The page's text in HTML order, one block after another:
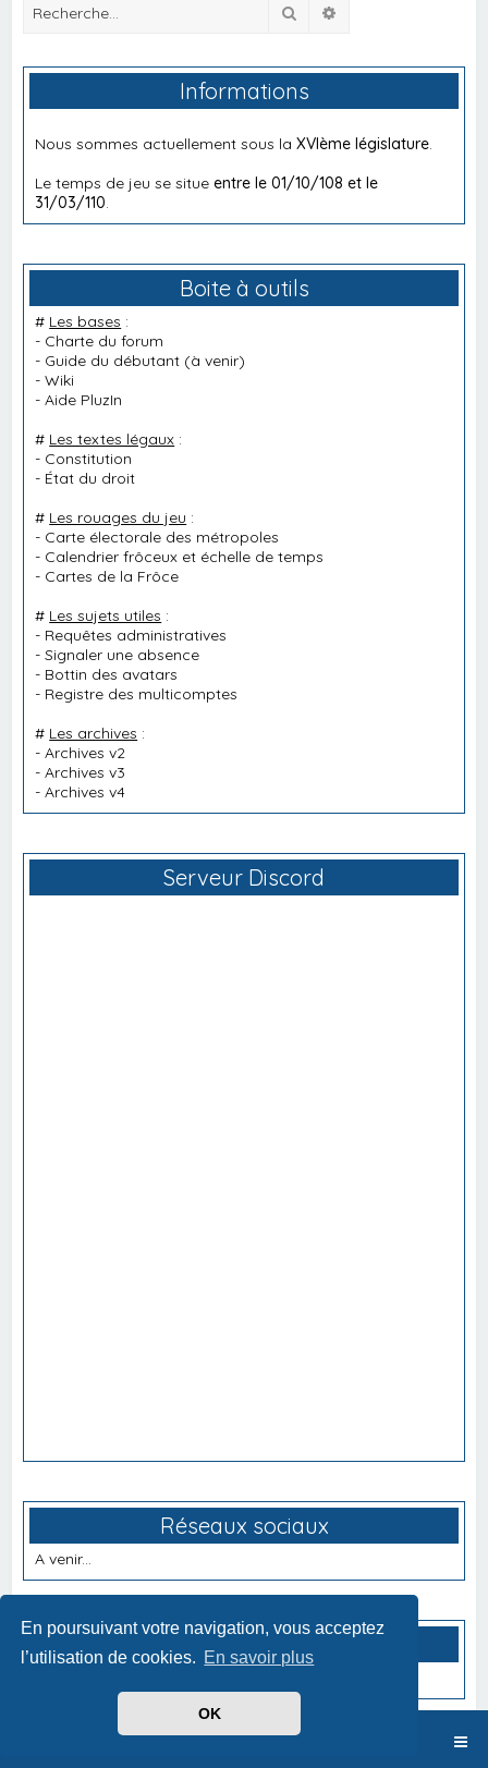
En poursuivant votre navigation, vous acceptez
l’utilisation de cookies. En savoir plus
OK
Rechercher
Informations
Nous sommes actuellement sous laXVIème législature
Le temps de jeu se situeentre le 01/10/108 et le
31/03/110
Boite à outils
# Les bases :
- Charte du forum
- Guide du débutant (à venir)
-Wiki
-Aide PluzIn
# Les textes légaux :
- Constitution
- État du droit
# Les rouages du jeu :
- Carte électorale des métropoles
- Calendrier frôceux et échelle de temps
- Cartes de la Frôce
# Les sujets utiles :
- Requêtes administratives
-Signaler une absence
- Bottin des avatars
- Registre des multicomptes
# Les archives :
-Archives v2
-Archives v3
-Archives v4
Serveur Discord
Réseaux sociaux
A venir...
Partenaires
Index du forum